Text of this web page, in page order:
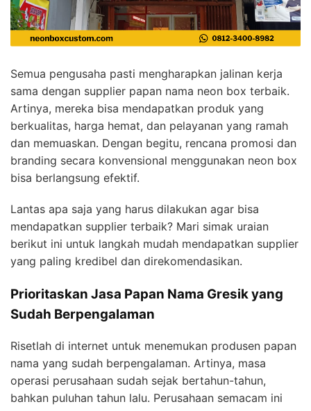
Semua pengusaha pasti mengharapkan jalinan kerja
sama dengan supplier papan nama neon box terbaik.
Artinya, mereka bisa mendapatkan produk yang
berkualitas, harga hemat, dan pelayanan yang ramah
dan memuaskan. Dengan begitu, rencana promosi dan
branding secara konvensional menggunakan neon box
bisa berlangsung efektif.
Lantas apa saja yang harus dilakukan agar bisa
mendapatkan supplier terbaik? Mari simak uraian
berikut ini untuk langkah mudah mendapatkan supplier
yang paling kredibel dan direkomendasikan.
Prioritaskan Jasa Papan Nama Gresik yang
Sudah Berpengalaman
Risetlah di internet untuk menemukan produsen papan
nama yang sudah berpengalaman. Artinya, masa
operasi perusahaan sudah sejak bertahun-tahun,
bahkan puluhan tahun lalu. Perusahaan semacam ini